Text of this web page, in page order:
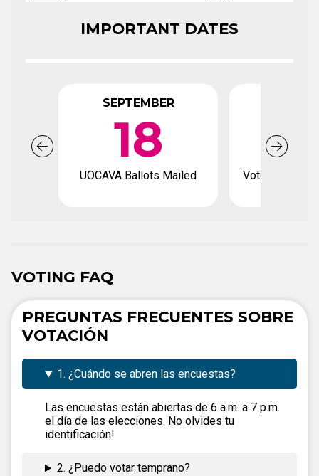
IMPORTANT DATES
SEPTEMBER
18
UOCAVA Ballots Mailed Voter
VOTING FAQ
PREGUNTAS FRECUENTES SOBRE
VOTACIÓN
1. ¿Cuándo se abren las encuestas?
Las encuestas están abiertas de 6 a.m. a 7 p.m.
el día de las elecciones. No olvides tu
identificación!
2. ¿Puedo votar temprano?